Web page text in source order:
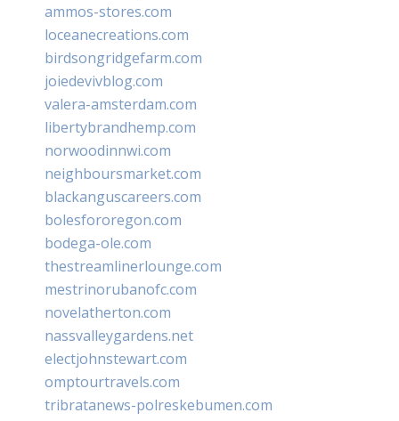
ammos-stores.com
loceanecreations.com
birdsongridgefarm.com
joiedevivblog.com
valera-amsterdam.com
libertybrandhemp.com
norwoodinnwi.com
neighboursmarket.com
blackanguscareers.com
bolesfororegon.com
bodega-ole.com
thestreamlinerlounge.com
mestrinorubanofc.com
novelatherton.com
nassvalleygardens.net
electjohnstewart.com
omptourtravels.com
tribratanews-polreskebumen.com